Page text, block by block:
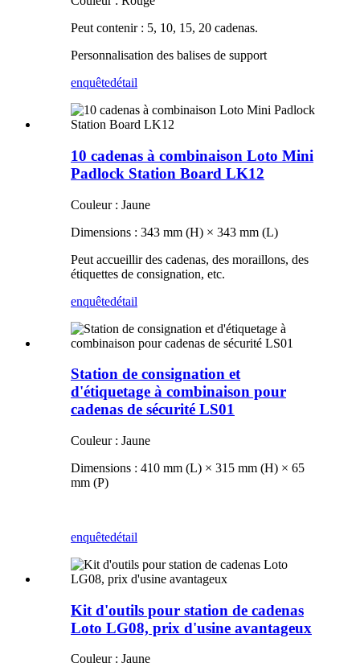
Peut contenir : 5, 10, 15, 20 cadenas.
Personnalisation des balises de support
enquêtedétail
10 cadenas à combinaison Loto Mini
Padlock Station Board LK12
Couleur : Jaune
Dimensions : 343 mm (H) × 343 mm (L)
Peut accueillir des cadenas, des moraillons, des
étiquettes de consignation, etc.
enquêtedétail
Station de consignation et
d'étiquetage à combinaison pour
cadenas de sécurité LS01
Couleur : Jaune
Dimensions : 410 mm (L) × 315 mm (H) × 65
mm (P)
enquêtedétail
Kit d'outils pour station de cadenas
Loto LG08, prix d'usine avantageux
Couleur : Jaune